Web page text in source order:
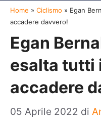
Home » Ciclismo » Egan
accadere davvero!
Egan
esalta tutti
accadere
05 Aprile 2022 di